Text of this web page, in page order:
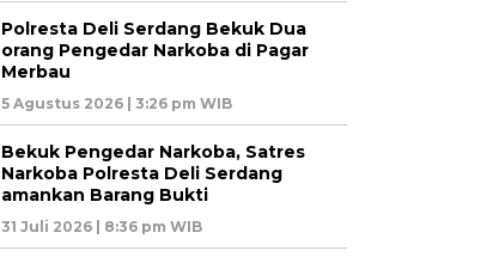
Polresta Deli Serdang Bekuk Dua
orang Pengedar Narkoba di Pagar
Merbau
5 Agustus 2026 | 3:26 pm WIB
Bekuk Pengedar Narkoba, Satres
Narkoba Polresta Deli Serdang
amankan Barang Bukti
31 Juli 2026 | 8:36 pm WIB